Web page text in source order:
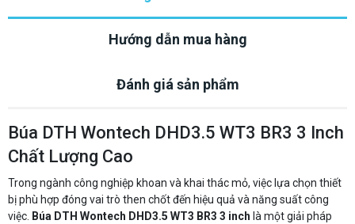
Hướng dẫn mua hàng
Đánh giá sản phẩm
Búa DTH Wontech DHD3.5 WT3 BR3 3 Inch
Chất Lượng Cao
Trong ngành công nghiệp khoan và khai thác mỏ, việc lựa chọn thiết
bị phù hợp đóng vai trò then chốt đến hiệu quả và năng suất công
việc. Búa DTH Wontech DHD3.5 WT3 BR3 3 inch là một giải pháp